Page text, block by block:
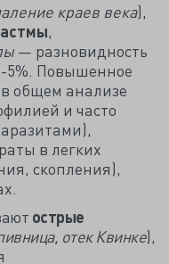
краев века),
,
— разновидность
5%. Повышенное
общем анализе
и часто
в легких
скопления),
острые
отек Квинке),